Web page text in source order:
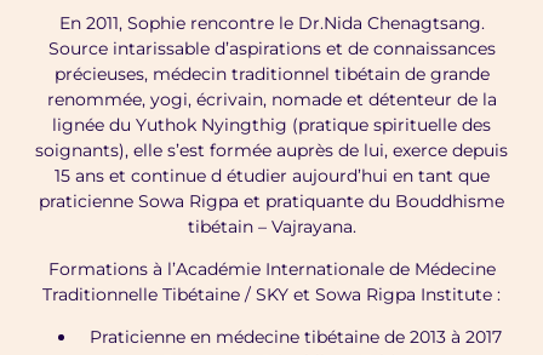
En 2011, Sophie rencontre le Dr.Nida Chenagtsang.
Source intarissable d’aspirations et de connaissances
précieuses, médecin traditionnel tibétain de grande
renommée, yogi, écrivain, nomade et détenteur de la
lignée du Yuthok Nyingthig (pratique spirituelle des
soignants), elle s’est formée auprès de lui, exerce depuis
15 ans et continue d étudier aujourd’hui en tant que
praticienne Sowa Rigpa et pratiquante du Bouddhisme
tibétain – Vajrayana.
Formations à l’Académie Internationale de Médecine
Traditionnelle Tibétaine / SKY et Sowa Rigpa Institute :
Praticienne en médecine tibétaine de 2013 à 2017